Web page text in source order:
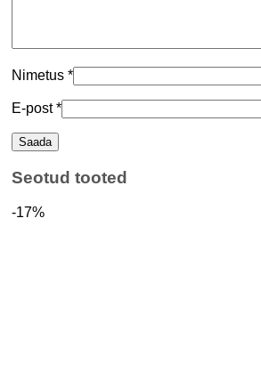
Nimetus *
E-post*
Seotud tooted
-17%